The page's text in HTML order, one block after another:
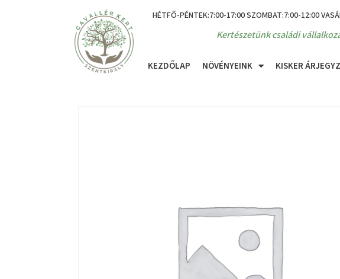
HÉTFŐ-PÉNTEK:7:00-17:00 SZOMBAT:7:00-12:00
Kertészetünk családi
KEZDŐLAP NÖVÉNYEINK KISKER